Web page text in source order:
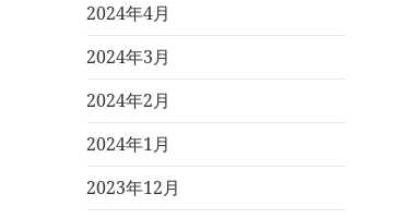
2024年4月
2024年3月
2024年2月
2024年1月
2023年12月